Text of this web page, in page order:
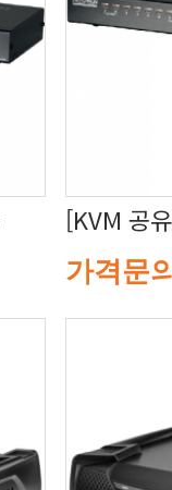
[KVM 공
가격문